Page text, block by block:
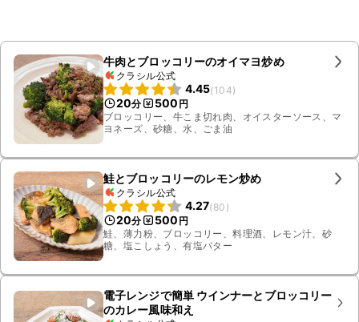
牛肉とブロッコリーのオイマヨ炒め
クラシル公式
4.45(104)
20分 500 円
ブロッコリー、牛こま切れ肉、オイスターソース、マ
ヨネーズ、砂糖、水、ごま油
鮭とブロッコリーのレモン炒め
クラシル公式
4.27(80 )
20分 500 円
鮭、薄力粉、ブロッコリー、料理酒、レモン汁、砂
糖、塩こしょう、有塩バター
電子レンジで簡単 ウインナーとブロッコリー
のカレー風味和え